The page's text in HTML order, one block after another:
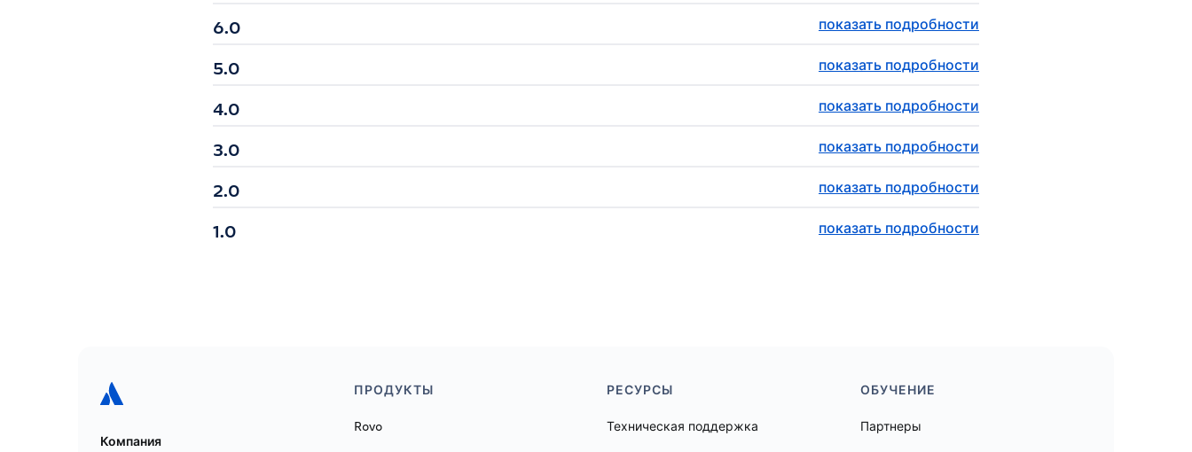
6.0 показать подробности
5.0 показать подробности
4.0 показать подробности
3.0 показать подробности
2.0 показать подробности
1.0 показать подробности
Компания
ПРОДУКТЫ
Rovo
РЕСУРСЫ
Техническая поддержка
ОБУЧЕНИЕ
Партнеры